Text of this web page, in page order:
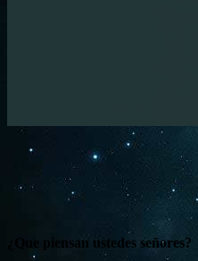
¿Que piensan ustedes señores?